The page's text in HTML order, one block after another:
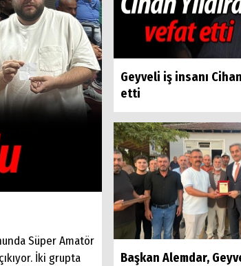
Süper Amatör
İki grupta
Geyveli iş insanı
etti
Başkan Alemdar,